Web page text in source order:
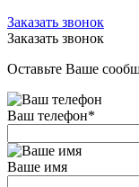
Заказать звонок
Заказать звонок
Оставьте Ваше
Ваш телефон*
Ваше имя